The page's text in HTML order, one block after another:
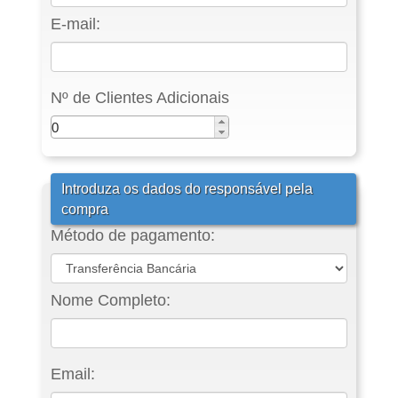
E-mail:
Nº de Clientes Adicionais
Introduza os dados do responsável pela
compra
Método de pagamento:
Nome Completo:
Email: